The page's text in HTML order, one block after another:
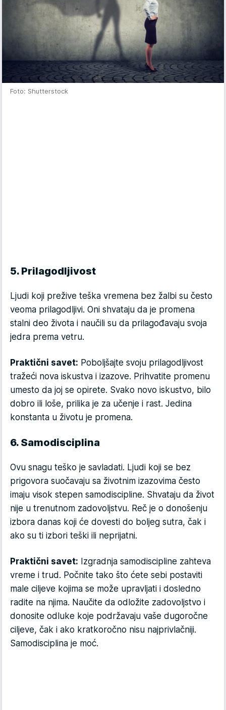
Foto: Shutterstock
5. Prilagodljivost
Ljudi koji prežive teška vremena bez žalbi su često
veoma prilagodljivi. Oni shvataju da je promena
stalni deo života i naučili su da prilagođavaju svoja
jedra prema vetru.
Praktični savet: Poboljšajte svoju prilagodljivost
tražeći nova iskustva i izazove. Prihvatite promenu
umesto da joj se opirete. Svako novo iskustvo, bilo
dobro ili loše, prilika je za učenje i rast. Jedina
konstanta u životu je promena.
6. Samodisciplina
Ovu snagu teško je savladati. Ljudi koji se bez
prigovora suočavaju sa životnim izazovima često
imaju visok stepen samodiscipline. Shvataju da život
nije u trenutnom zadovoljstvu. Reč je o donošenju
izbora danas koji će dovesti do boljeg sutra, čak i
ako su ti izbori teški ili neprijatni.
Praktični savet: Izgradnja samodiscipline zahteva
vreme i trud. Počnite tako što ćete sebi postaviti
male ciljeve kojima se može upravljati i dosledno
radite na njima. Naučite da odložite zadovoljstvo i
donosite odluke koje podržavaju vaše dugoročne
ciljeve, čak i ako kratkoročno nisu najprivlačniji.
Samodisciplina je moć.